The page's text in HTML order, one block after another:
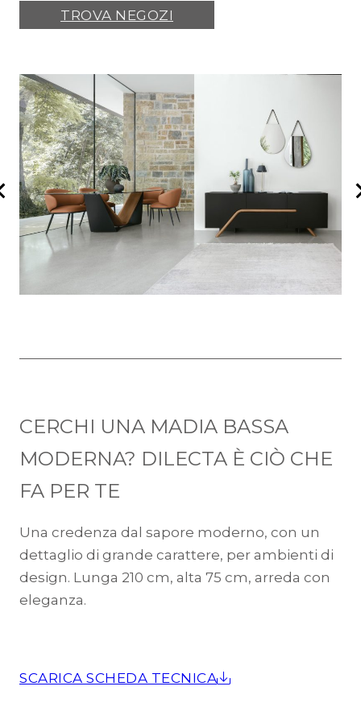
TROVA NEGOZI
CERCHI UNA MADIA BASSA
MODERNA? DILECTA È CIÒ CHE
FA PER TE
Una credenza dal sapore moderno, con un
dettaglio di grande carattere, per ambienti di
design. Lunga 210 cm, alta 75 cm, arreda con
eleganza.
SCARICA SCHEDA TECNICA